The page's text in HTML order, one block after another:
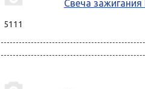
5111
Свеча зажигания